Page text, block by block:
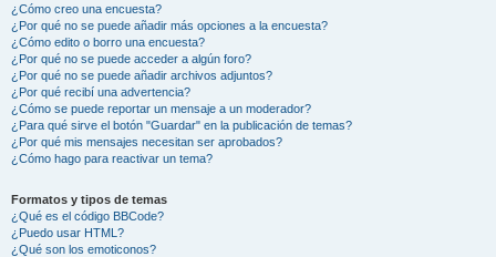
¿Cómo creo una encuesta?
¿Por qué no se puede añadir más opciones a la encuesta?
¿Cómo edito o borro una encuesta?
¿Por qué no se puede acceder a algún foro?
¿Por qué no se puede añadir archivos adjuntos?
¿Por qué recibí una advertencia?
¿Cómo se puede reportar un mensaje a un moderador?
¿Para qué sirve el botón "Guardar" en la publicación de temas?
¿Por qué mis mensajes necesitan ser aprobados?
¿Cómo hago para reactivar un tema?
Formatos y tipos de temas
¿Qué es el código BBCode?
¿Puedo usar HTML?
¿Qué son los emoticonos?